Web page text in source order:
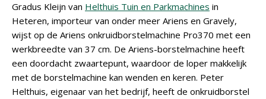
Gradus Kleijn van Helthuis Tuin en Parkmachines in
Heteren, importeur van onder meer Ariens en Gravely,
wijst op de Ariens onkruidborstelmachine Pro370 met een
werkbreedte van 37 cm. De Ariens-borstelmachine heeft
een doordacht zwaartepunt, waardoor de loper makkelijk
met de borstelmachine kan wenden en keren. Peter
Helthuis, eigenaar van het bedrijf, heeft de onkruidborstel